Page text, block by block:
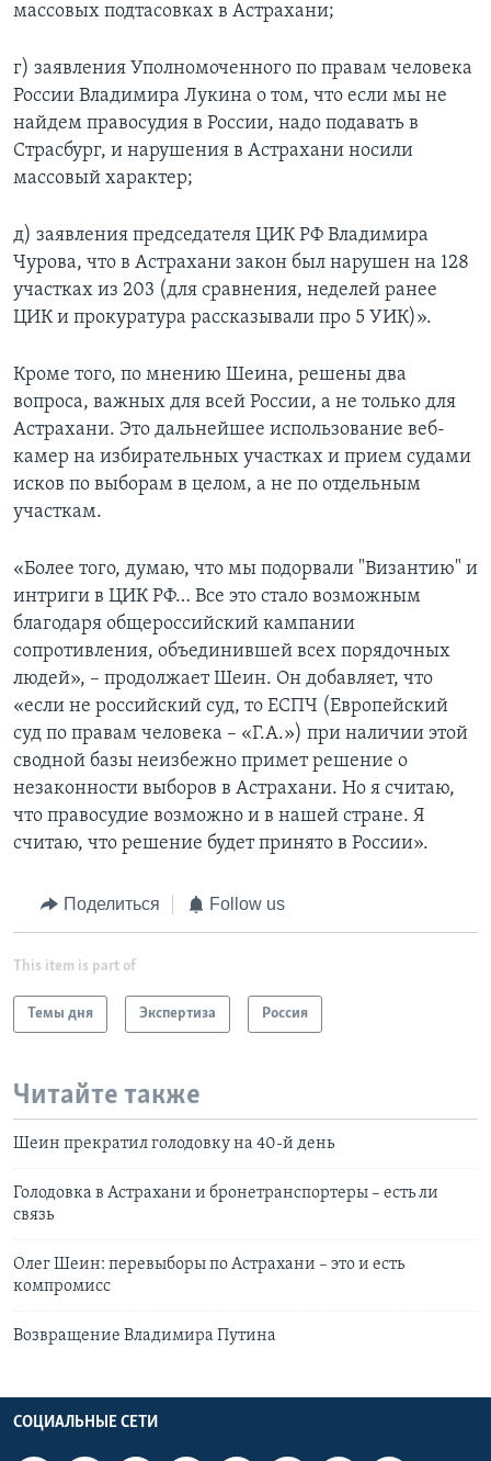
массовых подтасовках в Астрахани;
г) заявления Уполномоченного по правам человека
России Владимира Лукина о том, что если мы не
найдем правосудия в России, надо подавать в
Страсбург, и нарушения в Астрахани носили
массовый характер;
д) заявления председателя ЦИК РФ Владимира
Чурова, что в Астрахани закон был нарушен на 128
участках из 203 (для сравнения, неделей ранее
ЦИК и прокуратура рассказывали про 5 УИК)».
Кроме того, по мнению Шеина, решены два
вопроса, важных для всей России, а не только для
Астрахани. Это дальнейшее использование веб-
камер на избирательных участках и прием судами
исков по выборам в целом, а не по отдельным
участкам.
«Более того, думаю, что мы подорвали "Византию" и
интриги в ЦИК РФ… Все это стало возможным
благодаря общероссийский кампании
сопротивления, объединившей всех порядочных
людей», – продолжает Шеин. Он добавляет, что
«если не российский суд, то ЕСПЧ (Европейский
суд по правам человека – «Г.А.») при наличии этой
сводной базы неизбежно примет решение о
незаконности выборов в Астрахани. Но я считаю,
что правосудие возможно и в нашей стране. Я
считаю, что решение будет принято в России».
Поделиться Follow us
This item is part of
Темы дня Экспертиза Россия
Читайте также
Шеин прекратил голодовку на 40-й день
Голодовка в Астрахани и бронетранспортеры – есть ли
связь
Олег Шеин: перевыборы по Астрахани – это и есть
компромисс
Возвращение Владимира Путина
СОЦИАЛЬНЫЕ СЕТИ